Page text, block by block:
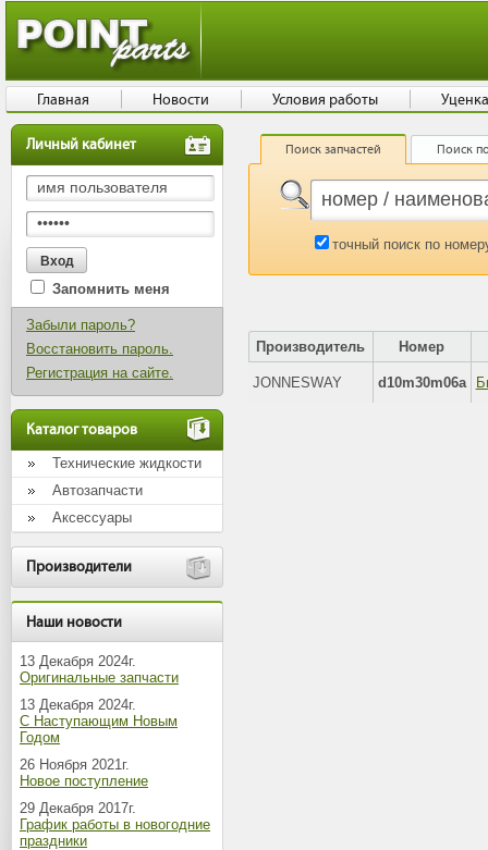
Личный кабинет
Запомнить меня
Забыли пароль?
Восстановить пароль.
Регистрация на сайте.
Каталог товаров
Технические жидкости
Автозапчасти
Аксессуары
Производители
Наши новости
13 Декабря 2024г.
Оригинальные запчасти
13 Декабря 2024г.
С Наступающим Новым
Годом
26 Ноября 2021г.
Новое поступление
29 Декабря 2017г.
График работы в новогодние
праздники
Поиск запчастей Поиск
точный поиск по
Производитель Номер
JONNESWAY d10m30m06a
Главная Новости Условия работы